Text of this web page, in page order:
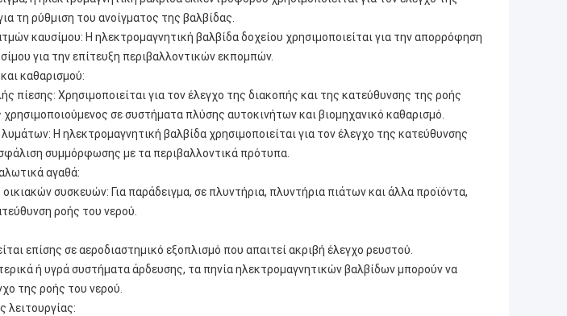
τη ρύθμιση του ανοίγματος της βαλβίδας.
καυσίμου: Η ηλεκτρομαγνητική βαλβίδα δοχείου χρησιμοποιείται για την απορρόφηση
για την επίτευξη περιβαλλοντικών εκπομπών.
καθαρισμού:
πίεσης: Χρησιμοποιείται για τον έλεγχο της διακοπής και της κατεύθυνσης της ροής
σε συστήματα πλύσης αυτοκινήτων και βιομηχανικό καθαρισμό.
Η ηλεκτρομαγνητική βαλβίδα χρησιμοποιείται για τον έλεγχο της κατεύθυνσης
συμμόρφωσης με τα περιβαλλοντικά πρότυπα.
αγαθά:
συσκευών: Για παράδειγμα, σε πλυντήρια, πλυντήρια πιάτων και άλλα προϊόντα,
ροής του νερού.
επίσης σε αεροδιαστημικό εξοπλισμό που απαιτεί ακριβή έλεγχο ρευστού.
ή υγρά συστήματα άρδευσης, τα πηνία ηλεκτρομαγνητικών βαλβίδων μπορούν να
της ροής του νερού.
λειτουργίας: